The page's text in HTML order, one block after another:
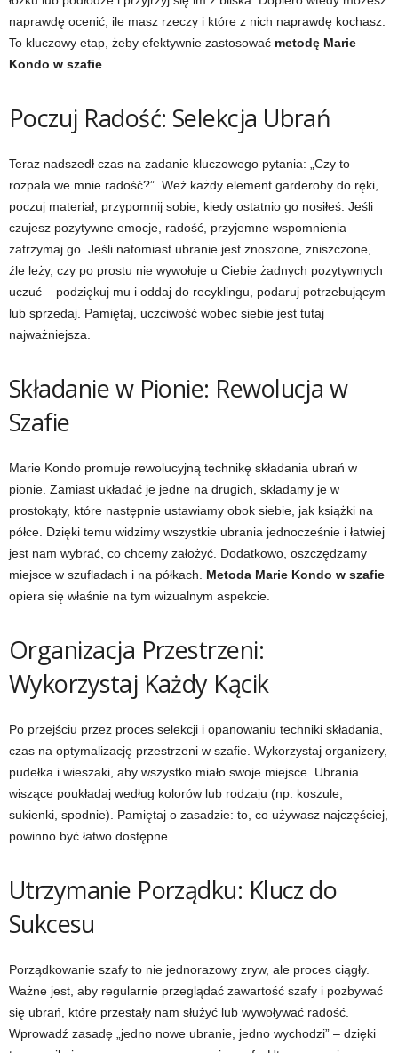
naprawdę ocenić, ile masz rzeczy i które z nich naprawdę kochasz.
To kluczowy etap, żeby efektywnie zastosować metodę Marie
Kondo w szafie
Poczuj Radość: Selekcja Ubrań
Teraz nadszedł czas na zadanie kluczowego pytania: „Czy to
rozpala we mnie radość?”. Weź każdy element garderoby do ręki,
poczuj materiał, przypomnij sobie, kiedy ostatnio go nosiłeś. Jeśli
czujesz pozytywne emocje, radość, przyjemne wspomnienia –
zatrzymaj go. Jeśli natomiast ubranie jest znoszone, zniszczone,
źle leży, czy po prostu nie wywołuje u Ciebie żadnych pozytywnych
uczuć – podziękuj mu i oddaj do recyklingu, podaruj potrzebującym
lub sprzedaj. Pamiętaj, uczciwość wobec siebie jest tutaj
najważniejsza.
Składanie w Pionie: Rewolucja w
Szafie
Marie Kondo promuje rewolucyjną technikę składania ubrań w
pionie. Zamiast układać je jedne na drugich, składamy je w
prostokąty, które następnie ustawiamy obok siebie, jak książki na
półce. Dzięki temu widzimy wszystkie ubrania jednocześnie i łatwiej
jest nam wybrać, co chcemy założyć. Dodatkowo, oszczędzamy
miejsce w szufladach i na półkach. Metoda Marie Kondo w szafie
opiera się właśnie na tym wizualnym aspekcie.
Organizacja Przestrzeni:
Wykorzystaj Każdy Kącik
Po przejściu przez proces selekcji i opanowaniu techniki składania,
czas na optymalizację przestrzeni w szafie. Wykorzystaj organizery,
pudełka i wieszaki, aby wszystko miało swoje miejsce. Ubrania
wiszące poukładaj według kolorów lub rodzaju (np. koszule,
sukienki, spodnie). Pamiętaj o zasadzie: to, co używasz najczęściej,
powinno być łatwo dostępne.
Utrzymanie Porządku: Klucz do
Sukcesu
Porządkowanie szafy to nie jednorazowy zryw, ale proces ciągły.
Ważne jest, aby regularnie przeglądać zawartość szafy i pozbywać
się ubrań, które przestały nam służyć lub wywoływać radość.
Wprowadź zasadę „jedno nowe ubranie, jedno wychodzi” – dzięki